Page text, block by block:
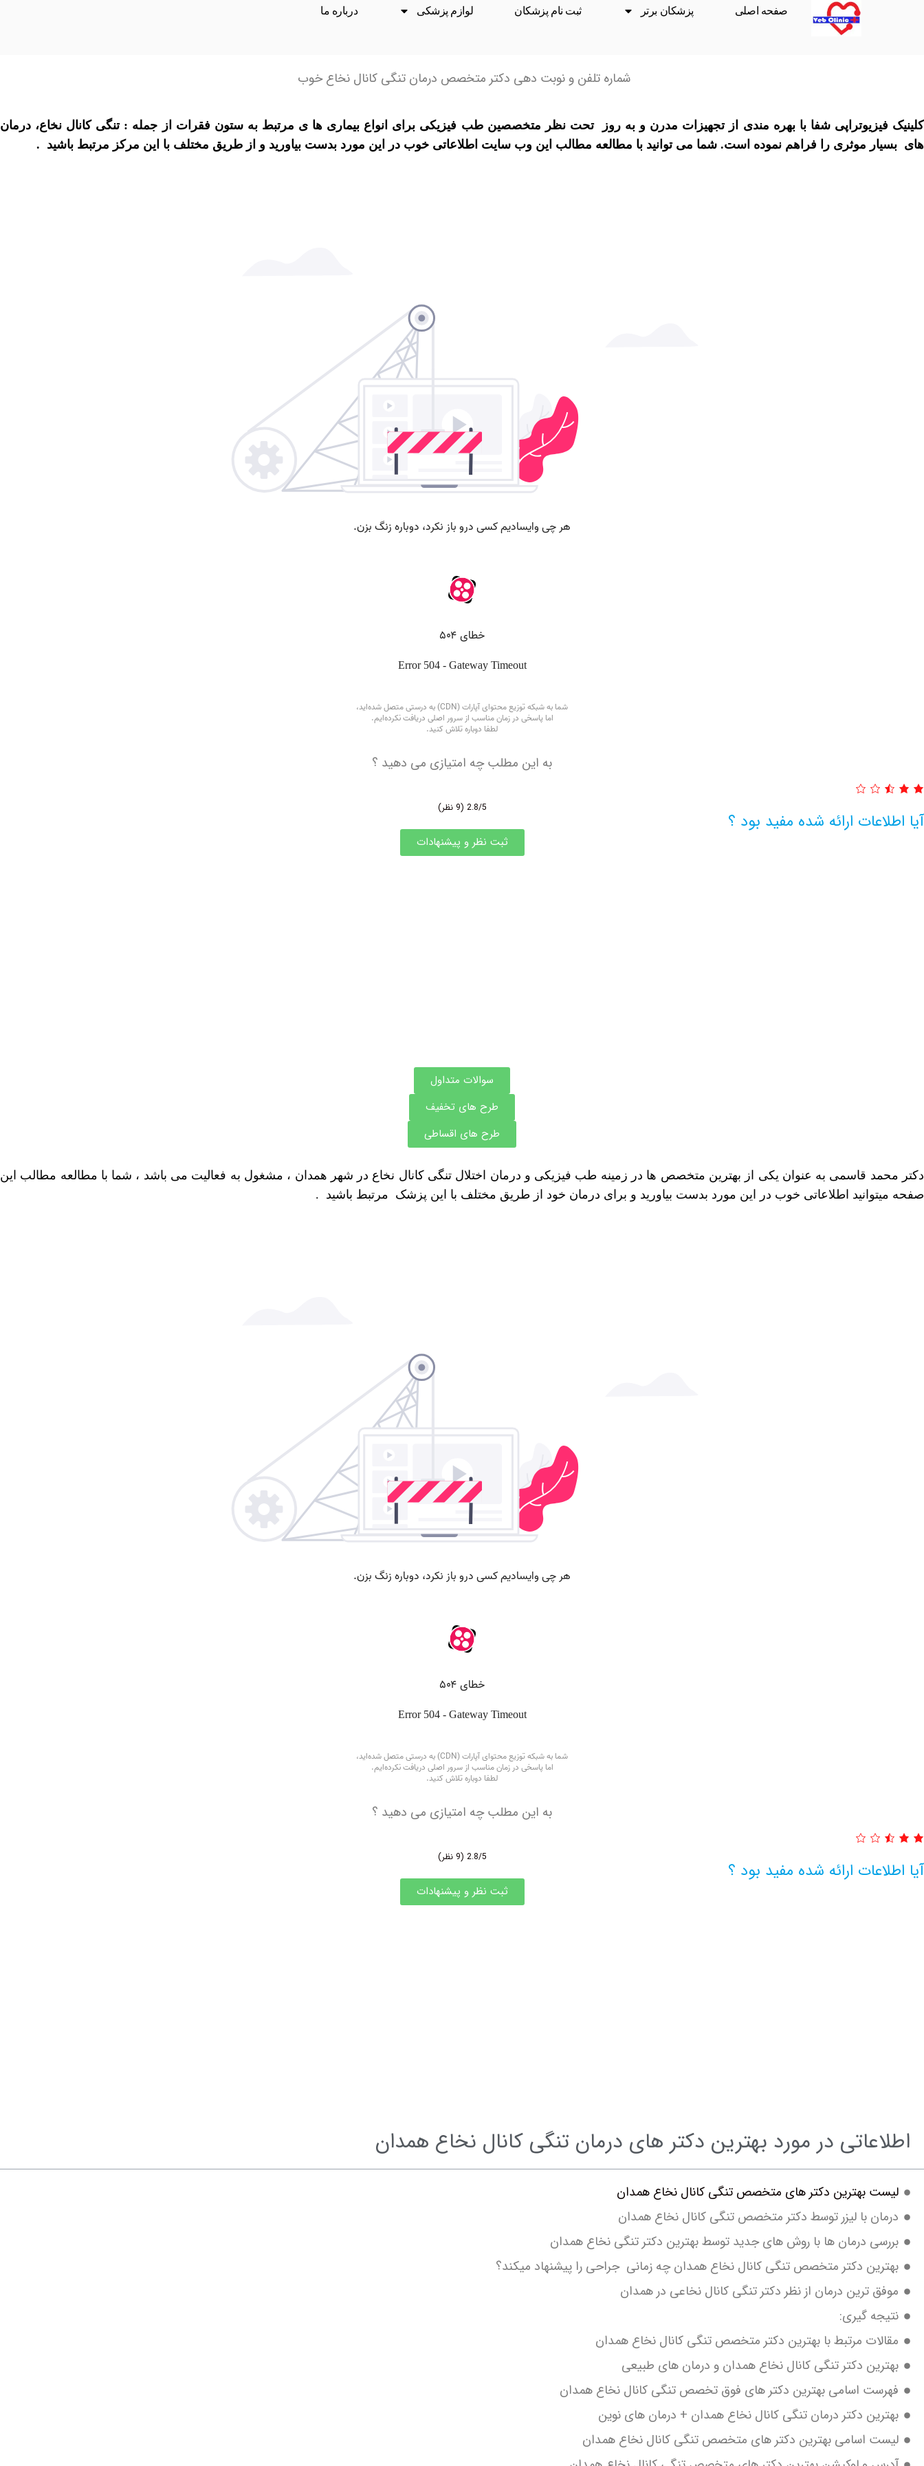
صفحه اصلی پزشکان برتر ثبت نام پزشکان لوازم پزشکی درباره ما
شماره تلفن و نوبت دهی دکتر متخصص درمان تنگی کانال نخاع خوب
کلینیک فیزیوتراپی شفا با بهره مندی از تجهیزات مدرن و به روز تحت نظر متخصصین طب فیزیکی برای انواع بیماری ها ی مرتبط به ستون فقرات از جمله : تنگی کانال نخاع، درمان
های بسیار موثری را فراهم نموده است. شما می توانید با مطالعه مطالب این وب سایت اطلاعاتی خوب در این مورد بدست بیاورید و از طریق مختلف با این مرکز مرتبط باشید .
به این مطلب چه امتیازی می دهید ؟
2.8/5 (9 نظر)
آیا اطلاعات ارائه شده مفید بود ؟
ثبت نظر و پیشنهادات
سوالات متداول
طرح های تخفیف
طرح های اقساطی
دکتر محمد قاسمی به عنوان یکی از بهترین متخصص ها در زمینه طب فیزیکی و درمان اختلال تنگی کانال نخاع در شهر همدان ، مشغول به فعالیت می باشد ، شما با مطالعه مطالب این
صفحه میتوانید اطلاعاتی خوب در این مورد بدست بیاورید و برای درمان خود از طریق مختلف با این پزشک مرتبط باشید .
به این مطلب چه امتیازی می دهید ؟
2.8/5 (9 نظر)
آیا اطلاعات ارائه شده مفید بود ؟
ثبت نظر و پیشنهادات
اطلاعاتی در مورد بهترین دکتر های درمان تنگی کانال نخاع همدان
لیست بهترین دکتر های متخصص تنگی کانال نخاع همدان
درمان با لیزر توسط دکتر متخصص تنگی کانال نخاع همدان
بررسی درمان ها با روش های جدید توسط بهترین دکتر تنگی نخاع همدان
بهترین دکتر متخصص تنگی کانال نخاع همدان چه زمانی جراحی را پیشنهاد میکند؟
موفق ترین درمان از نظر دکتر تنگی کانال نخاعی در همدان
نتیجه گیری:
مقالات مرتبط با بهترین دکتر متخصص تنگی کانال نخاع همدان
بهترین دکتر تنگی کانال نخاع همدان و درمان های طبیعی
فهرست اسامی بهترین دکتر های فوق تخصص تنگی کانال نخاع همدان
بهترین دکتر درمان تنگی کانال نخاع همدان + درمان های نوین
لیست اسامی بهترین دکتر های متخصص تنگی کانال نخاع همدان